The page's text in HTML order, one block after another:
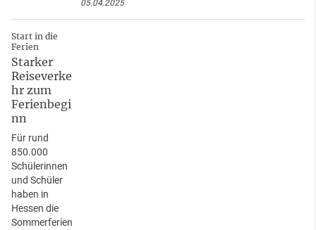
05.04.2025
Start in die
Ferien
Starker
Reiseverke
hr zum
Ferienbegi
nn
Für rund
850.000
Schülerinnen
und Schüler
haben in
Hessen die
Sommerferien